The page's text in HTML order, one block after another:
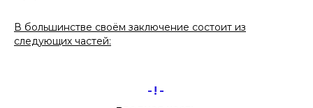
В большинстве своём заключение состоит из
следующих частей:
-!-